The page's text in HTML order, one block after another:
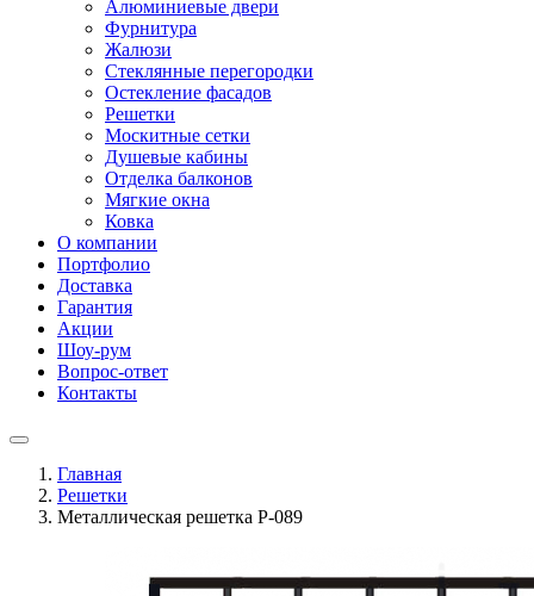
Алюминиевые двери
Фурнитура
Жалюзи
Стеклянные перегородки
Остекление фасадов
Решетки
Москитные сетки
Душевые кабины
Отделка балконов
Мягкие окна
Ковка
О компании
Портфолио
Доставка
Гарантия
Акции
Шоу-рум
Вопрос-ответ
Контакты
Главная
Решетки
Металлическая решетка P-089